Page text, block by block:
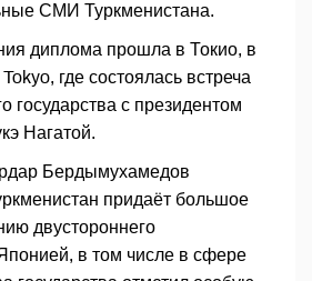
СМИ Туркменистана.
диплома прошла в Токио, в
где состоялась встреча
государства с президентом
Нагатой.
Бердымухамедов
придаёт большое
двустороннего
в том числе в сфере